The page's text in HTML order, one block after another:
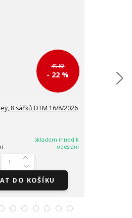
45 Kč
- 22 %
8 sáčků DTM 16/8/2026
skladem ihned k
odeslání
DO KOŠÍKU